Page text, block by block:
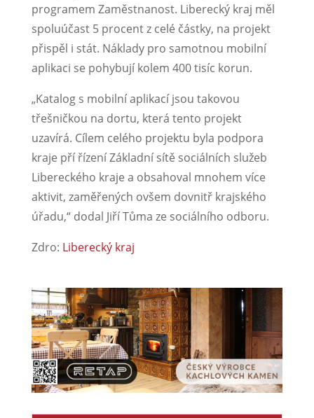
programem Zaměstnanost. Liberecký kraj měl
spoluúčast 5 procent z celé částky, na projekt
přispěl i stát. Náklady pro samotnou mobilní
aplikaci se pohybují kolem 400 tisíc korun.
„Katalog s mobilní aplikací jsou takovou
třešničkou na dortu, která tento projekt
uzavírá. Cílem celého projektu byla podpora
kraje pří řízení Základní sítě sociálních služeb
Libereckého kraje a obsahoval mnohem více
aktivit, zaměřených ovšem dovnitř krajského
úřadu,“ dodal Jiří Tůma ze sociálního odboru.
Zdro: Liberecký kraj